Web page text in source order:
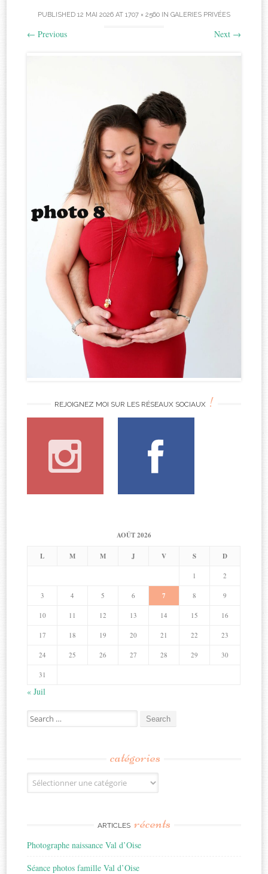
PUBLISHED 12 MAI 2026 AT 1707 × 2560 IN GALERIES PRIVÉES
← Previous Next →
REJOIGNEZ MOI SUR LES RÉSEAUX SOCIAUX !
AOÛT 2026
L M M J V S D
1 2
3 4 5 6 7 8 9
10 11 12 13 14 15 16
17 18 19 20 21 22 23
24 25 26 27 28 29 30
31
« Juil
Search
for:
catégories
Catégories
ARTICLES récents
Photographe naissance Val d’Oise
Séance photos famille Val d’Oise